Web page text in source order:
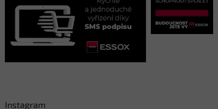
Instagram